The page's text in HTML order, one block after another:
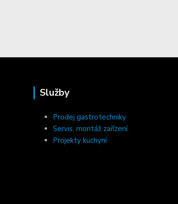
Služby
Prodej gastrotechniky
Servis, montáž zařízení
Projekty kuchyní